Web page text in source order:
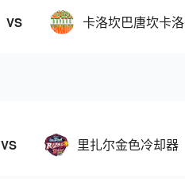
VS 卡洛坎巴唐坎卡洛
VS 里扎尔金色冷却器